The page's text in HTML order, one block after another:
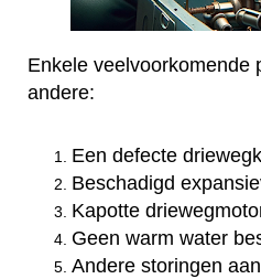
Enkele veelvoorkomende
andere:
Een defecte
Beschadigd
Kapotte
Geen warm water
Andere storingen